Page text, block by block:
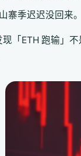
寨季迟迟没回来。
「ETH 跑输」